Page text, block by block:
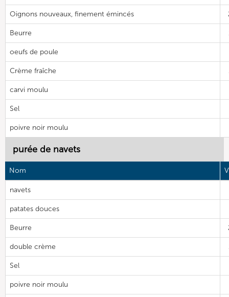
Oignons nouveaux, finement émincés
Beurre
oeufs de poule
Crème fraîche
carvi moulu
Sel
poivre noir moulu
purée de navets
Nom
navets
patates douces
Beurre
double crème
Sel
poivre noir moulu